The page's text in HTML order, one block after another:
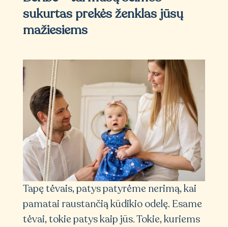
sukurtas prekės ženklas jūsų
mažiesiems
Tapę tėvais, patys patyrėme nerimą, kai
pamatai raustančią kūdikio odelę. Esame
tėvai, tokie patys kaip jūs. Tokie, kuriems